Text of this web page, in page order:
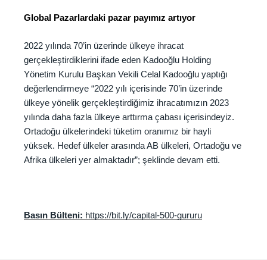
Global Pazarlardaki pazar payımız artıyor
2022 yılında 70’in üzerinde ülkeye ihracat
gerçekleştirdiklerini ifade eden Kadooğlu Holding
Yönetim Kurulu Başkan Vekili Celal Kadooğlu yaptığı
değerlendirmeye “2022 yılı içerisinde 70’in üzerinde
ülkeye yönelik gerçekleştirdiğimiz ihracatımızın 2023
yılında daha fazla ülkeye arttırma çabası içerisindeyiz.
Ortadoğu ülkelerindeki tüketim oranımız bir hayli
yüksek. Hedef ülkeler arasında AB ülkeleri, Ortadoğu ve
Afrika ülkeleri yer almaktadır”; şeklinde devam etti.
Basın Bülteni: https://bit.ly/capital-500-gururu